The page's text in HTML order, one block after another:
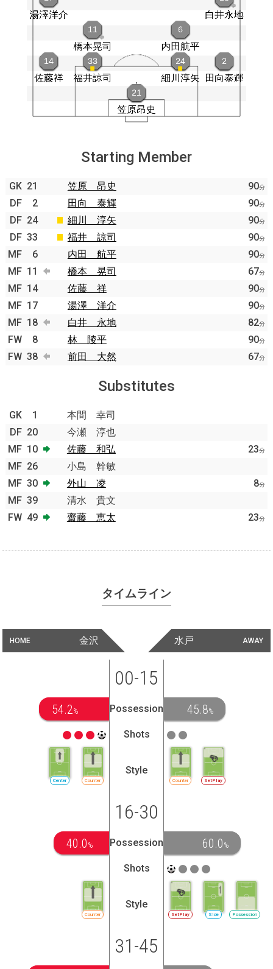
Starting Member
GK 21 笠原 昂史 90分
DF 2 田向 泰輝 90分
DF 24 細川 淳矢 90分
DF 33 福井 諒司 90分
MF 6 内田 航平 90分
MF 11 橋本 晃司 67分
MF 14 佐藤 祥 90分
MF 17 湯澤 洋介 90分
MF 18 白井 永地 82分
FW 8 林 陵平 90分
FW 38 前田 大然 67分
Substitutes
GK 1
本間 幸司
DF 20
今瀬 淳也
MF 10 佐藤 和弘 23分
MF 26
小島 幹敏
MF 30 外山 凌 8分
MF 39
清水 貴文
FW 49 齋藤 恵太 23分
タイムライン
HOME 金沢 AWAY
水戸
00-15
54.2% Possession 45.8%
Shots
Counter
Center
Style
Counter SetPlay
16-30
40.0 % Possession 60.0 %
Shots
Counter
Style
SetPlay Side Possession
31-45